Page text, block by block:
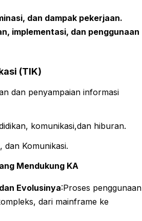
dan dampak pekerjaan.
implementasi, dan penggunaan
(TIK)
dan penyampaian informasi
komunikasi,dan hiburan.
dan Komunikasi.
Mendukung KA
Evolusinya:Proses penggunaan
dari mainframe ke